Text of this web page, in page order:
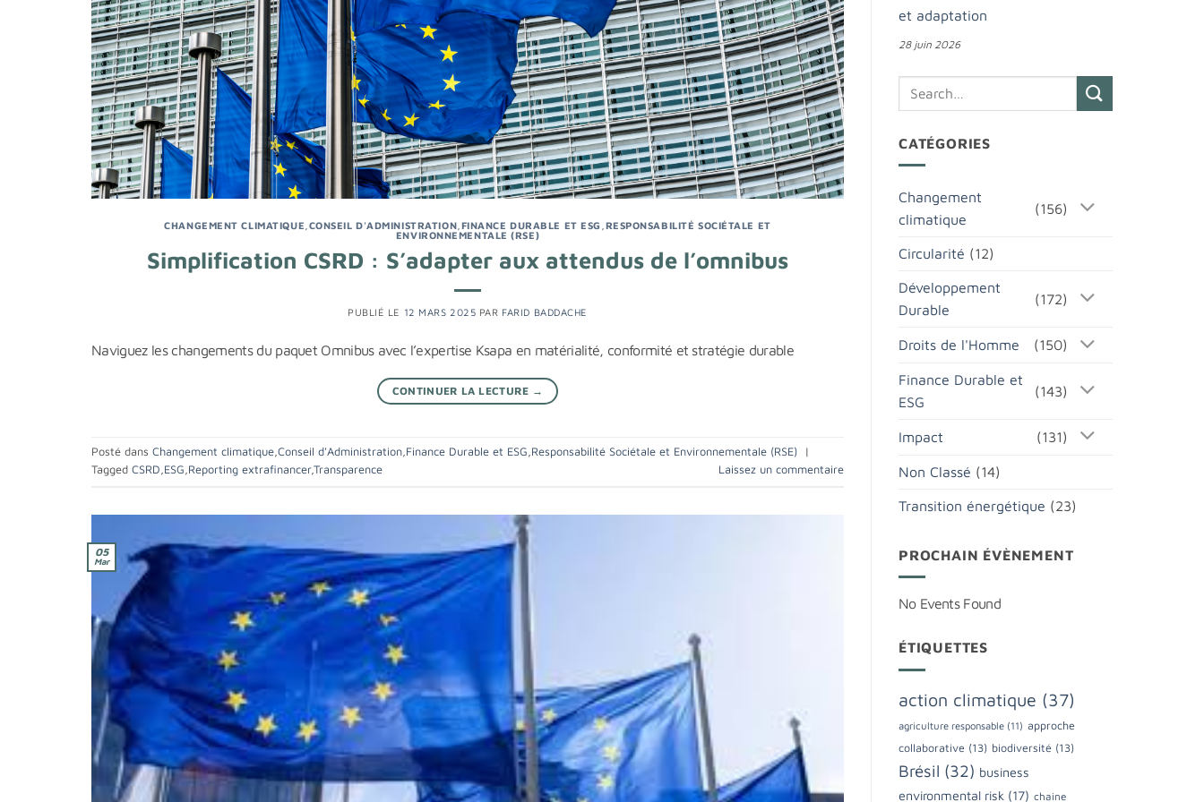
CHANGEMENT CLIMATIQUE CONSEIL D'ADMINISTRATION FINANCE DURABLE ET ESG RESPONSABILITÉ SOCIÉTALE ET
ENVIRONNEMENTALE (RSE)
Simplification CSRD : S’adapter aux attendus de l’omnibus
PUBLIÉ LE 12 MARS 2025 PAR FARID BADDACHE
Naviguez les changements du paquet Omnibus avec l’expertise Ksapa en matérialité, conformité et stratégie durable
CONTINUER LA LECTURE →
Posté dans Changement climatique Conseil d'Administration Finance Durable et ESG Responsabilité Sociétale et Environnementale (RSE)
|
Tagged CSRD ESG Reporting extrafinancer,Transparence Laissez un commentaire
05
Mar
et adaptation
28 juin 2026
CATÉGORIES
Changement
climatique
(156)
Circularité (12)
Développement
Durable
(172)
Droits de l'Homme (150)
Finance Durable et
ESG
(143)
Impact (131)
Non Classé (14)
Transition énergétique (23)
PROCHAIN ÉVÈNEMENT
No Events Found
ÉTIQUETTES
action climatique (37)
agriculture responsable (11) approche
collaborative (13) biodiversité (13)
Brésil (32) business
environmental risk (17) chaine